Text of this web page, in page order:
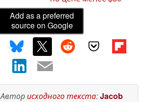
Add as a preferred
source on Google
Авторисходного текста:Jacob